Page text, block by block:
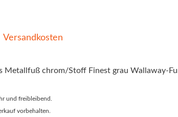
Versandkosten
Metallfuß chrom/Stoff Finest grau Wallaway-
und freibleibend.
vorbehalten.